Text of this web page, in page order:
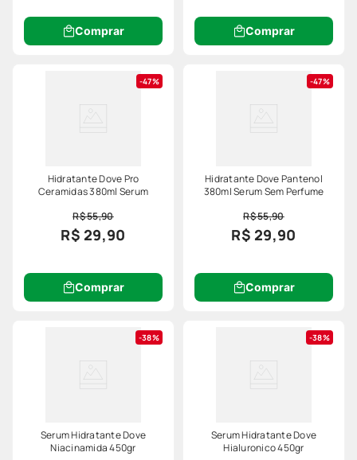
Comprar Comprar
47%
Hidratante Dove Pro
Ceramidas 380ml Serum
R$ 55,90
R$ 29,90
Comprar
47%
Hidratante Dove Pantenol
380ml Serum Sem Perfume
R$ 55,90
R$ 29,90
Comprar
38%
Serum Hidratante Dove
Niacinamida 450gr
38%
Serum Hidratante Dove
Hialuronico 450gr